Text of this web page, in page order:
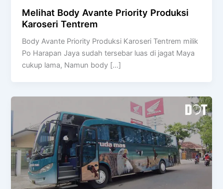
Melihat Body Avante Priority Produksi
Karoseri Tentrem
Body Avante Priority Produksi Karoseri Tentrem milik
Po Harapan Jaya sudah tersebar luas di jagat Maya
cukup lama, Namun body […]